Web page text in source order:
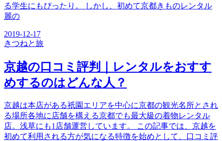
る学生にもぴったり。 しかし、初めて京都きものレンタル
麗の
2019-12-17
きつねと旅
京越の口コミ評判｜レンタルをおすす
めするのはどんな人？
京越は本店がある祇園エリアを中心に京都の観光名所とされ
る場所各地に店舗を構える京都でも最大級の着物レンタル
店。浅草にも1店舗運営しています。 この記事では、京越を
初めて利用される方が気になる特徴を始めとして、口コミ評